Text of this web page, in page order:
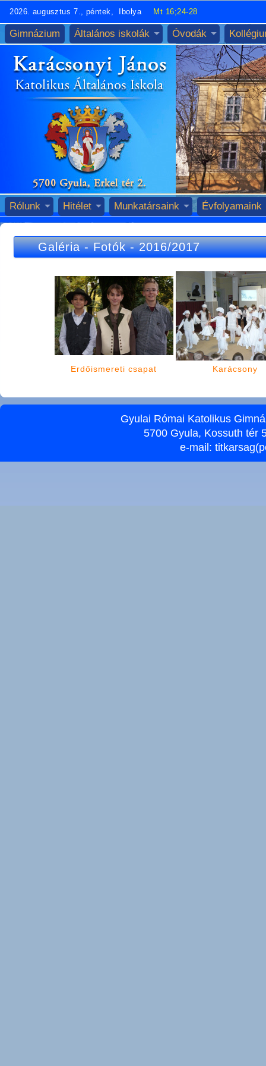
2026. augusztus 7., péntek, Ibolya Mt 16;24-28
Gimnázium Általános iskolák Óvodák
Rólunk Hitélet Munkatársaink Évfolyamaink
Galéria-Fotók-2016/2017
Erdőismereti csapat Karácsony
Gyulai Római Katolikus
5700 Gyula, Kossuth tér
e-mail: